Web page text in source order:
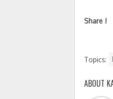
Share !
Topics:
ABOUT